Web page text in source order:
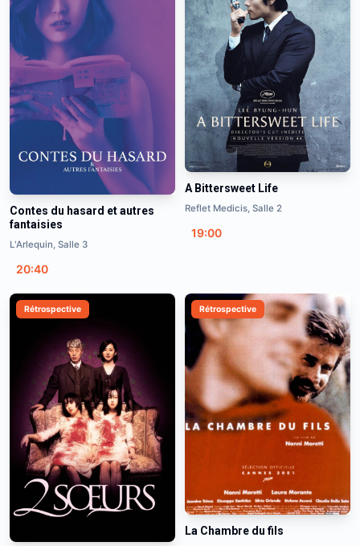
Contes du hasard et autres
fantaisies
L'Arlequin, Salle 3
20:40
A Bittersweet Life
Reflet Medicis, Salle 2
19:00
Rétrospective Rétrospective
La Chambre du fils